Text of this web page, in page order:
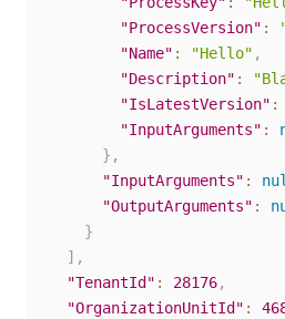
"ProcessVersion" :
"Name" : "Hello" ,
"Description" :
"IsLatestVersion" :
"InputArguments" :
} ,
"InputArguments" :
"OutputArguments" :
}
] ,
"TenantId" : 28176,
"OrganizationUnitId" :